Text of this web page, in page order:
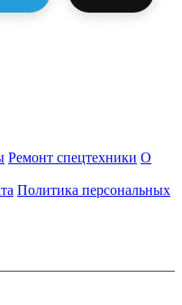
Ремонт спецтехники О
Политика персональных